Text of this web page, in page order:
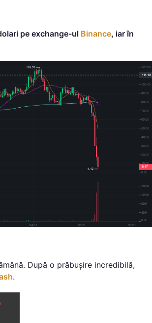
pe exchange-ul Binance, iar în
După o prăbușire incredibilă,
.